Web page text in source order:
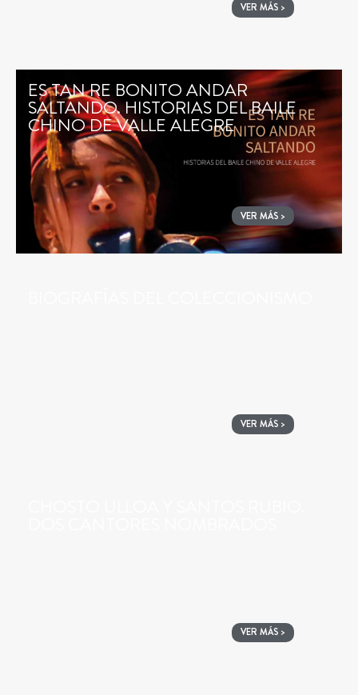
VER MÁS >
ES TAN RE BONITO ANDAR
SALTANDO. HISTORIAS DEL BAILE
CHINO DE VALLE ALEGRE
VER MÁS >
VER MÁS >
VER MÁS >